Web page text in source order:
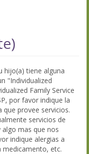
hijo(a) tiene alguna
"Individualized
Family Service
por favor indique la
que provee servicios.
servicios de
algo mas que nos
indique alergias a
medicamento, etc.